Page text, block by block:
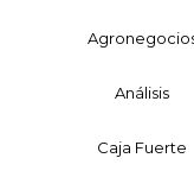
Análisis
Caja Fuerte